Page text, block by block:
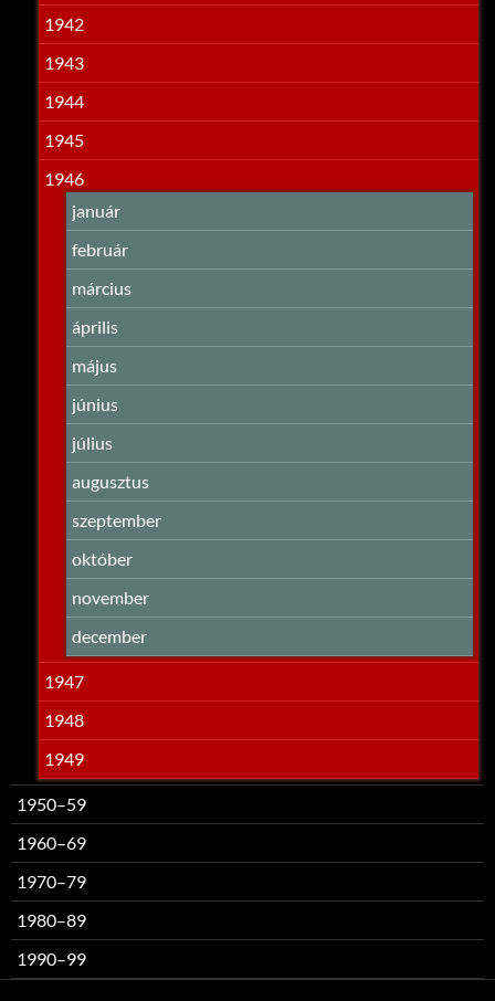
1942
1943
1944
1945
1946
január
február
március
április
május
június
július
augusztus
szeptember
október
november
december
1947
1948
1949
1950–59
1960–69
1970–79
1980–89
1990–99